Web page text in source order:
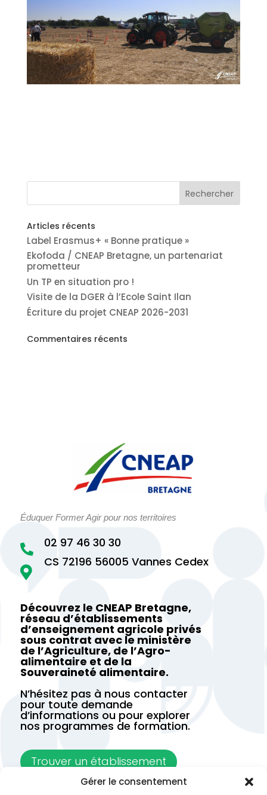
Gérer le consentement
Articles récents
Label Erasmus+ « Bonne pratique »
Ekofoda / CNEAP Bretagne, un partenariat
prometteur
Un TP en situation pro !
Visite de la DGER à l’Ecole Saint Ilan
Écriture du projet CNEAP 2026-2031
Commentaires récents
Éduquer Former Agir pour nos territoires


CS 72196 56005 Vannes Cedex
02 97 46 30 30
Découvrez le CNEAP Bretagne,
réseau d’établissements
d’enseignement agricole privés
sous contrat avec le ministère
de l’Agriculture, de l’Agro-
alimentaire et de la
Souveraineté alimentaire.
N’hésitez pas à nous contacter
pour toute demande
d’informations ou pour explorer
nos programmes de formation.
Trouver un établissement